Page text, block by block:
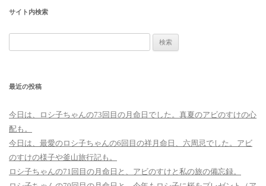
サイト内検索
索:
最近の投稿
今日は、ロシ子ちゃんの73回目の月命日でした。真夏のアビのすけの心
配も。
今日は、最愛のロシ子ちゃんの6回目の祥月命日、六周忌でした。アビ
のすけの様子や釜山旅行記も。
ロシ子ちゃんの71回目の月命日と、アビのすけと私の旅の備忘録。